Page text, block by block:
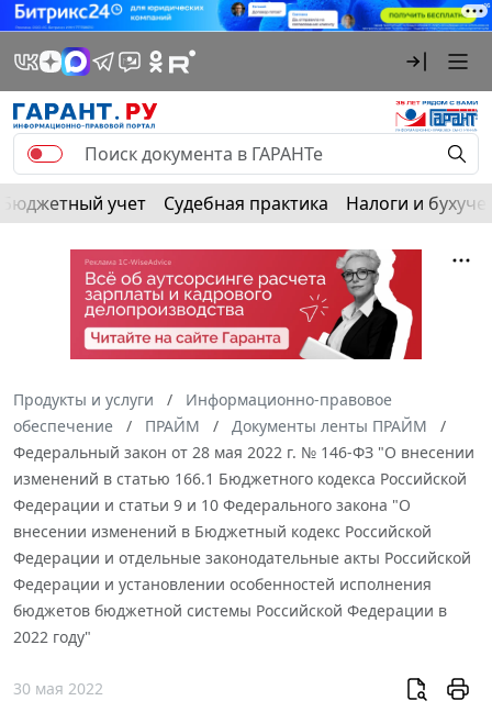
Бюджетный учет Судебная практика Налоги и
Продукты и услуги
Информационно-правовое
обеспечение
ПРАЙМ
Документы ленты ПРАЙМ
Федеральный закон от 28 мая 2022 г. № 146-ФЗ "О внесении
изменений в статью 166.1 Бюджетного кодекса Российской
Федерации и статьи 9 и 10 Федерального закона "О
внесении изменений в Бюджетный кодекс Российской
Федерации и отдельные законодательные акты Российской
Федерации и установлении особенностей исполнения
бюджетов бюджетной системы Российской Федерации в
2022 году"
30 мая 2022